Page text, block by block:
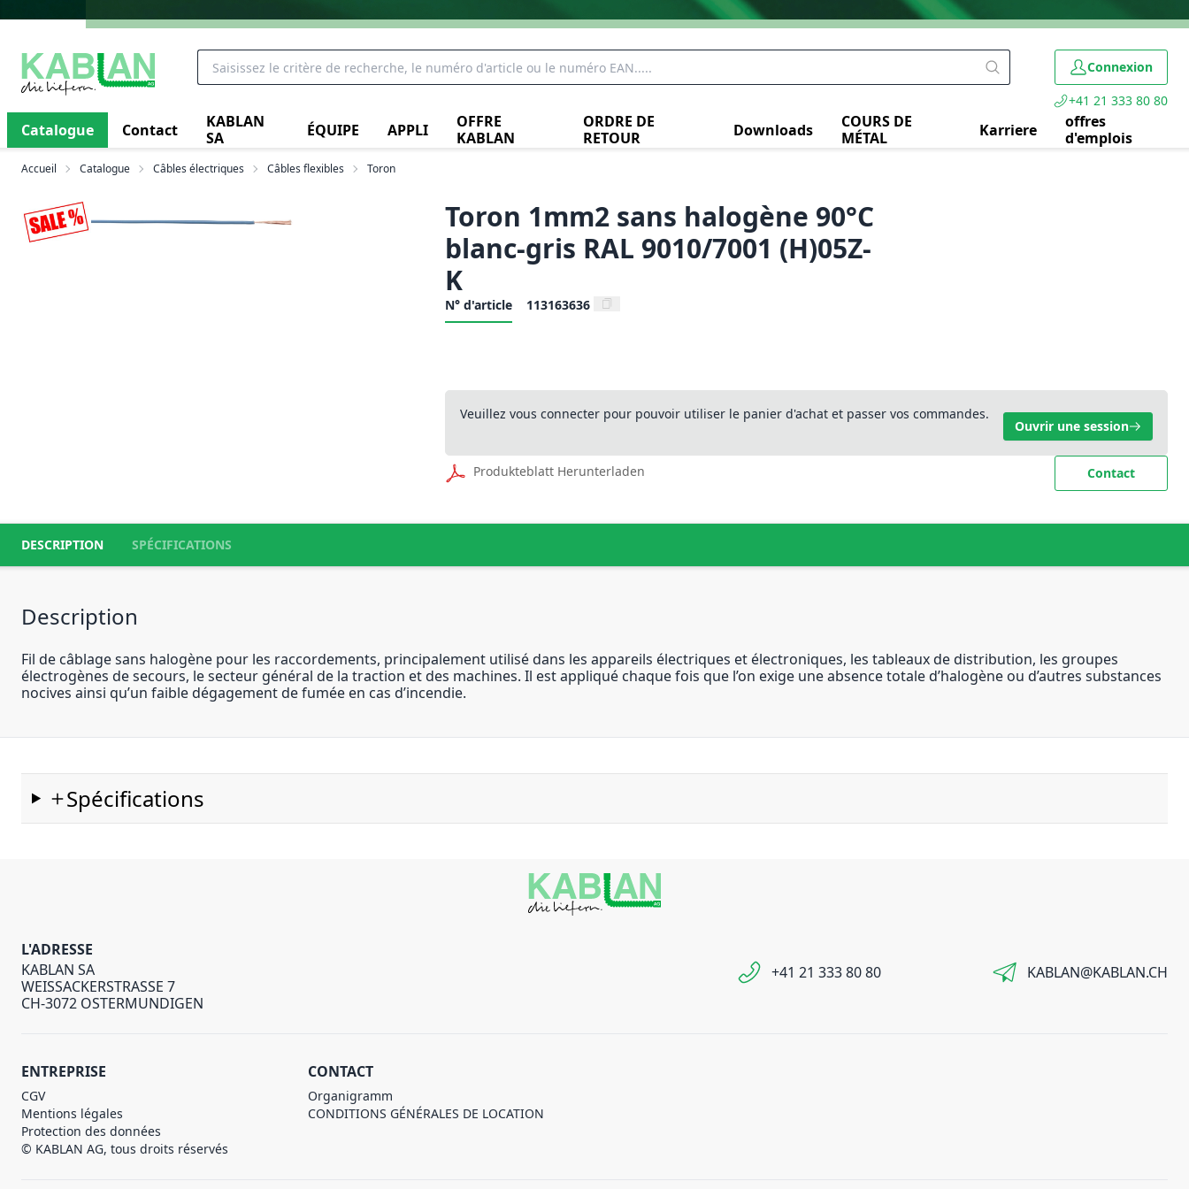
Connexion
+41 21 333 80 80
Catalogue Contact
KABLAN
SA
ÉQUIPE APPLI
OFFRE
KABLAN
ORDRE DE
RETOUR
Downloads
COURS DE
MÉTAL
Karriere
offres
d'emplois
Accueil Catalogue Câbles électriques Câbles flexibles Toron
Toron 1mm2 sans halogène 90°C
blanc-gris RAL 9010/7001 (H)05Z-
K
N° d'article 113163636
Veuillez vous connecter pour pouvoir utiliser le panier d'achat et passer vos commandes.
Ouvrir une session
Produkteblatt Herunterladen Contact
DESCRIPTION SPÉCIFICATIONS
Description
Fil de câblage sans halogène pour les raccordements, principalement utilisé dans les appareils électriques et électroniques, les tableaux de distribution, les groupes
électrogènes de secours, le secteur général de la traction et des machines. Il est appliqué chaque fois que l’on exige une absence totale d’halogène ou d’autres substances
nocives ainsi qu’un faible dégagement de fumée en cas d’incendie.
Spécifications
L'ADRESSE
KABLAN SA
WEISSACKERSTRASSE 7
CH-3072 OSTERMUNDIGEN
+41 21 333 80 80 KABLAN@KABLAN.CH
ENTREPRISE
CGV
Mentions légales
Protection des données
© KABLAN AG, tous droits réservés
CONTACT
Organigramm
CONDITIONS GÉNÉRALES DE LOCATION